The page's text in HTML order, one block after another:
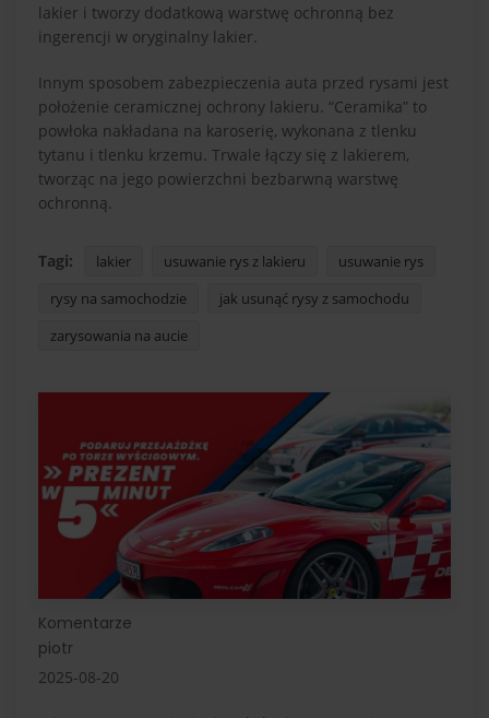
lakier i tworzy dodatkową warstwę ochronną bez
ingerencji w oryginalny lakier.
Innym sposobem zabezpieczenia auta przed rysami jest
położenie ceramicznej ochrony lakieru. “Ceramika” to
powłoka nakładana na karoserię, wykonana z tlenku
tytanu i tlenku krzemu. Trwale łączy się z lakierem,
tworząc na jego powierzchni bezbarwną warstwę
ochronną.
Tagi: lakier usuwanie rys z lakieru
usuwanie rys
rysy na samochodzie
jak usunąć rysy z samochodu
zarysowania na aucie
Komentarze
piotr
2025-08-20